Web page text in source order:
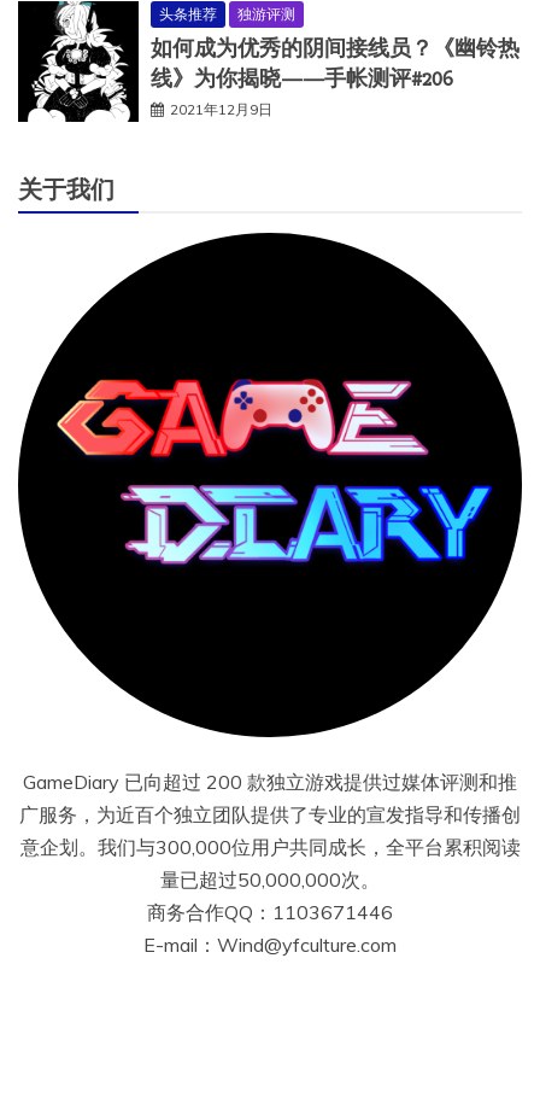
头条推荐 独游评测
如何成为优秀的阴间接线员？《幽铃热
线》为你揭晓——手帐测评#206
2021年12月9日
关于我们
GameDiary 已向超过 200 款独立游戏提供过媒体评测和推
广服务，为近百个独立团队提供了专业的宣发指导和传播创
意企划。我们与300,000位用户共同成长，全平台累积阅读
量已超过50,000,000次。
商务合作QQ：1103671446
E-mail：Wind@yfculture.com